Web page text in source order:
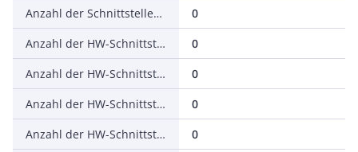
Anzahl der Schnittstellen PROFINET
0
Anzahl der HW-Schnittstellen seriell RS-232
0
Anzahl der HW-Schnittstellen seriell RS-422
0
Anzahl der HW-Schnittstellen seriell RS-485
0
Anzahl der HW-Schnittstellen seriell TTY
0